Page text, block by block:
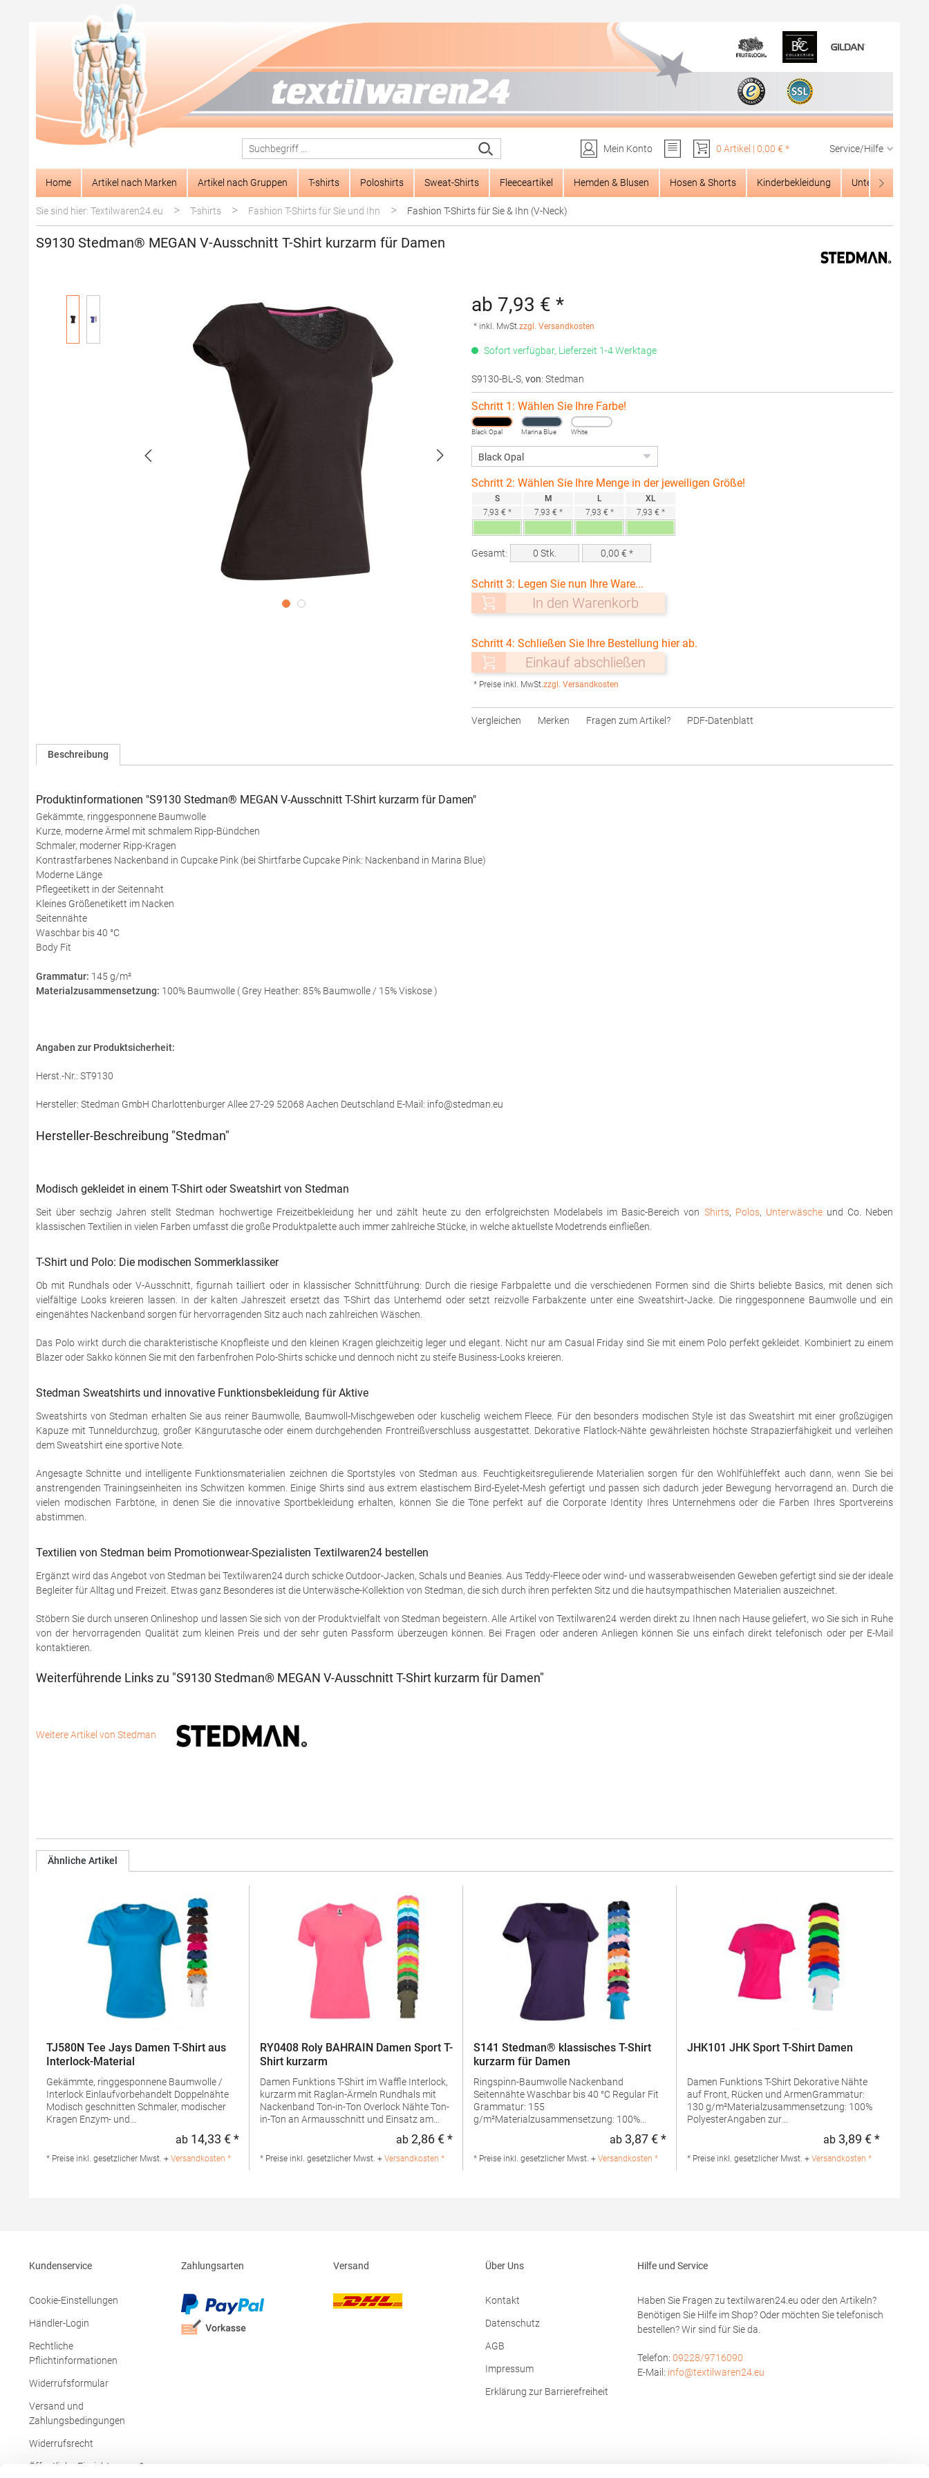
Zur Hauptnavigation springen
Mein Konto
0 Artikel | 0,00 € * Service/Hilfe
Home Artikel nach Marken Artikel nach Gruppen T-shirts Poloshirts Sweat-Shirts Fleeceartikel Hemden & Blusen Hosen & Shorts Kinderbekleidung Unterwäsche
Sie sind hier: Textilwaren24.eu > T-shirts > Fashion T-Shirts für Sie und Ihn > Fashion T-Shirts für Sie & Ihn (V-Neck)
S9130 Stedman® MEGAN V-Ausschnitt T-Shirt kurzarm für Damen
ab 7,93 € *
* inkl. MwSt.zzgl. Versandkosten
Sofort verfügbar, Lieferzeit 1-4 Werktage
S9130-BL-S, von: Stedman
Schritt 1: Wählen Sie Ihre Farbe!
Black Opal Marina Blue White
Schritt 2: Wählen Sie Ihre Menge in der jeweiligen Größe!
S
7,93 € *
M
7,93 € *
L
7,93 € *
XL
7,93 € *
Gesamt: 0 Stk. 0,00 € *
Schritt 3: Legen Sie nun Ihre Ware...
In den Warenkorb
Schritt 4: Schließen Sie Ihre Bestellung hier ab.
Einkauf abschließen
* Preise inkl. MwSt.zzgl. Versandkosten
Vergleichen Merken Fragen zum Artikel? PDF-Datenblatt
Beschreibung
Produktinformationen "S9130 Stedman® MEGAN V-Ausschnitt T-Shirt kurzarm für Damen"
Gekämmte, ringgesponnene Baumwolle
Kurze, moderne Ärmel mit schmalem Ripp-Bündchen
Schmaler, moderner Ripp-Kragen
Kontrastfarbenes Nackenband in Cupcake Pink (bei Shirtfarbe Cupcake Pink: Nackenband in Marina Blue)
Moderne Länge
Pflegeetikett in der Seitennaht
Kleines Größenetikett im Nacken
Seitennähte
Waschbar bis 40 °C
Body Fit
Grammatur: 145 g/m²
Materialzusammensetzung: 100% Baumwolle ( Grey Heather: 85% Baumwolle / 15% Viskose )
Angaben zur Produktsicherheit:
Herst.-Nr.: ST9130
Hersteller: Stedman GmbH Charlottenburger Allee 27-29 52068 Aachen Deutschland E-Mail: info@stedman.eu
Hersteller-Beschreibung "Stedman"
Modisch gekleidet in einem T-Shirt oder Sweatshirt von Stedman
Seit über sechzig Jahren stellt Stedman hochwertige Freizeitbekleidung her und zählt heute zu den erfolgreichsten Modelabels im Basic-Bereich von Shirts, Polos, Unterwäscheund Co. Neben
klassischen Textilien in vielen Farben umfasst die große Produktpalette auch immer zahlreiche Stücke, in welche aktuellste Modetrends einfließen.
T-Shirt und Polo: Die modischen Sommerklassiker
Ob mit Rundhals oder V-Ausschnitt, figurnah tailliert oder in klassischer Schnittführung: Durch die riesige Farbpalette und die verschiedenen Formen sind die Shirts beliebte Basics, mit denen sich
vielfältige Looks kreieren lassen. In der kalten Jahreszeit ersetzt das T-Shirt das Unterhemd oder setzt reizvolle Farbakzente unter eine Sweatshirt-Jacke. Die ringgesponnene Baumwolle und ein
eingenähtes Nackenband sorgen für hervorragenden Sitz auch nach zahlreichen Wäschen.
Das Polo wirkt durch die charakteristische Knopfleiste und den kleinen Kragen gleichzeitig leger und elegant. Nicht nur am Casual Friday sind Sie mit einem Polo perfekt gekleidet. Kombiniert zu einem
Blazer oder Sakko können Sie mit den farbenfrohen Polo-Shirts schicke und dennoch nicht zu steife Business-Looks kreieren.
Stedman Sweatshirts und innovative Funktionsbekleidung für Aktive
Sweatshirts von Stedman erhalten Sie aus reiner Baumwolle, Baumwoll-Mischgeweben oder kuschelig weichem Fleece. Für den besonders modischen Style ist das Sweatshirt mit einer großzügigen
Kapuze mit Tunneldurchzug, großer Kängurutasche oder einem durchgehenden Frontreißverschluss ausgestattet. Dekorative Flatlock-Nähte gewährleisten höchste Strapazierfähigkeit und verleihen
dem Sweatshirt eine sportive Note.
Angesagte Schnitte und intelligente Funktionsmaterialien zeichnen die Sportstyles von Stedman aus. Feuchtigkeitsregulierende Materialien sorgen für den Wohlfühleffekt auch dann, wenn Sie bei
anstrengenden Trainingseinheiten ins Schwitzen kommen. Einige Shirts sind aus extrem elastischem Bird-Eyelet-Mesh gefertigt und passen sich dadurch jeder Bewegung hervorragend an. Durch die
vielen modischen Farbtöne, in denen Sie die innovative Sportbekleidung erhalten, können Sie die Töne perfekt auf die Corporate Identity Ihres Unternehmens oder die Farben Ihres Sportvereins
abstimmen.
Textilien von Stedman beim Promotionwear-Spezialisten Textilwaren24 bestellen
Ergänzt wird das Angebot von Stedman bei Textilwaren24 durch schicke Outdoor-Jacken, Schals und Beanies. Aus Teddy-Fleece oder wind- und wasserabweisenden Geweben gefertigt sind sie der ideale
Begleiter für Alltag und Freizeit. Etwas ganz Besonderes ist die Unterwäsche-Kollektion von Stedman, die sich durch ihren perfekten Sitz und die hautsympathischen Materialien auszeichnet.
Stöbern Sie durch unseren Onlineshop und lassen Sie sich von der Produktvielfalt von Stedman begeistern. Alle Artikel von Textilwaren24 werden direkt zu Ihnen nach Hause geliefert, wo Sie sich in Ruhe
von der hervorragenden Qualität zum kleinen Preis und der sehr guten Passform überzeugen können. Bei Fragen oder anderen Anliegen können Sie uns einfach direkt telefonisch oder per E-Mail
kontaktieren.
Weiterführende Links zu "S9130 Stedman® MEGAN V-Ausschnitt T-Shirt kurzarm für Damen"
Weitere Artikel von Stedman
Ähnliche Artikel
TJ580N Tee Jays Damen T-Shirt aus
Interlock-Material
Gekämmte, ringgesponnene Baumwolle /
Interlock Einlaufvorbehandelt Doppelnähte
Modisch geschnitten Schmaler, modischer
Kragen Enzym- und
g/m²Materialzusammensetzung: 100%
BaumwolleAngaben zur
Regulärer Preis:
ab 14,33 € *
* Preise inkl. gesetzlicher Mwst. + Versandkosten *
RY0408 Roly BAHRAIN Damen Sport T-
Shirt kurzarm
Damen Funktions T-Shirt im Waffle Interlock,
kurzarm mit Raglan-Ärmeln Rundhals mit
Nackenband Ton-in-Ton Overlock Nähte Ton-
in-Ton an Armausschnitt und Einsatz am
Funktionsgewebe Pfegehinweis: 30 °C
waschbarBügeln
Regulärer Preis:
ab 2,86 € *
* Preise inkl. gesetzlicher Mwst. + Versandkosten *
S141 Stedman® klassisches T-Shirt
kurzarm für Damen
Ringspinn-Baumwolle Nackenband
Seitennähte Waschbar bis 40 °C Regular Fit
Grammatur: 155
g/m²Materialzusammensetzung: 100%
Produktsicherheit: Herst.-Nr.:
Regulärer Preis:
ab 3,87 € *
* Preise inkl. gesetzlicher Mwst. + Versandkosten *
JHK101 JHK Sport T-Shirt Damen
Damen Funktions T-Shirt Dekorative Nähte
auf Front, Rücken und ArmenGrammatur:
130 g/m²Materialzusammensetzung: 100%
PolyesterAngaben zur
SPORTLADYHersteller: JHK Central Avda de
la Industria 10 28947 Fuenlabrada Spanien
Regulärer
ab 3,89 € *
* Preise inkl. gesetzlicher Mwst. + Versandkosten *
Kundenservice
Cookie-Einstellungen
Händler-Login
Rechtliche
Pflichtinformationen
Widerrufsformular
Versand und
Zahlungsbedingungen
Widerrufsrecht
Öffentliche Einrichtungen &
Zahlungsarten Versand Über Uns
Kontakt
Datenschutz
AGB
Impressum
Erklärung zur Barrierefreiheit
Hilfe und Service
Haben Sie Fragen zu textilwaren24.eu oder den Artikeln?
Benötigen Sie Hilfe im Shop? Oder möchten Sie telefonisch
bestellen? Wir sind für Sie da.
Telefon: 09228/9716090
E-Mail: info@textilwaren24.eu